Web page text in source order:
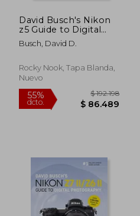
$ 81.992
David Busch's Nikon
z5 Guide to Digital
Photography (The
David Busch Camera
Inglés)
Busch, David D.
Rocky Nook, Tapa Blanda,
Nuevo